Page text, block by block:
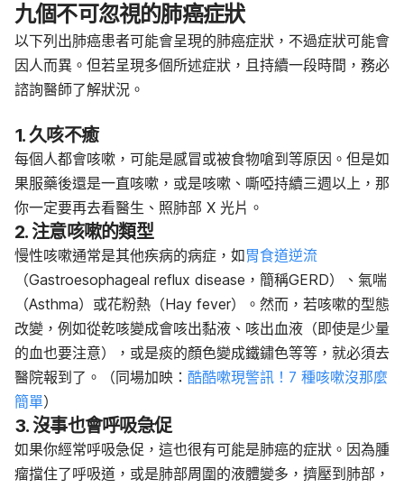
九個不可忽視的肺癌症狀
以下列出肺癌患者可能會呈現的肺癌症狀，不過症狀可能會
因人而異。但若呈現多個所述症狀，且持續一段時間，務必
諮詢醫師了解狀況。
1. 久咳不癒
每個人都會咳嗽，可能是感冒或被食物嗆到等原因。但是如
果服藥後還是一直咳嗽，或是咳嗽、嘶啞持續三週以上，那
你一定要再去看醫生、照肺部 X 光片。
2. 注意咳嗽的類型
慢性咳嗽通常是其他疾病的病症，如胃食道逆流
（Gastroesophageal reflux disease，簡稱GERD）、氣喘
（Asthma）或花粉熱（Hay fever）。然而，若咳嗽的型態
改變，例如從乾咳變成會咳出黏液、咳出血液（即使是少量
的血也要注意），或是痰的顏色變成鐵鏽色等等，就必須去
醫院報到了。（同場加映： 酷酷嗽現警訊！7 種咳嗽沒那麼
簡單）
3. 沒事也會呼吸急促
如果你經常呼吸急促，這也很有可能是肺癌的症狀。因為腫
瘤擋住了呼吸道，或是肺部周圍的液體變多，擠壓到肺部，